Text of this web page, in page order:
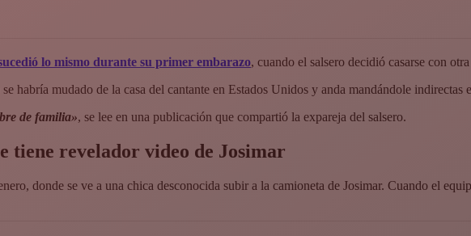
lo mismo durante su primer embarazo, cuando el salsero decidió casarse con
habría mudado de la casa del cantante en Estados Unidos y anda mandándole indirectas
de familia», se lee en una publicación que compartió la expareja del salsero.
tiene revelador video de Josimar
donde se ve a una chica desconocida subir a la camioneta de Josimar. Cuando el